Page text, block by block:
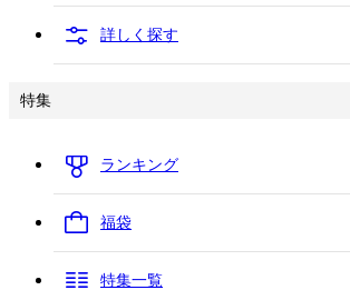
詳しく探す
特集
ランキング
福袋
特集一覧